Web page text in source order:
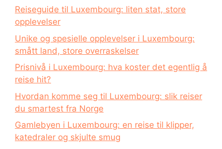
Reiseguide til Luxembourg: liten stat, store
opplevelser
Unike og spesielle opplevelser i Luxembourg:
smått land, store overraskelser
Prisnivå i Luxembourg: hva koster det egentlig å
reise hit?
Hvordan komme seg til Luxembourg: slik reiser
du smartest fra Norge
Gamlebyen i Luxembourg: en reise til klipper,
katedraler og skjulte smug